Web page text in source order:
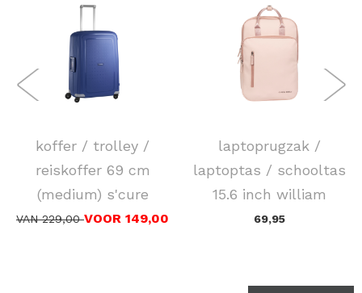
koffer / trolley /
reiskoffer 69 cm
(medium) s'cure
VAN 229,00VOOR 149,00
laptoprugzak /
laptoptas / schooltas
15.6 inch william
69,95